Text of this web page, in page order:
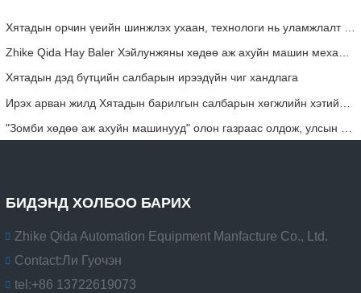
Хятадын дэд бүтцийн салбарын ирээдүйн чиг хандлага
БИДЭНД ХОЛБОО БАРИХ
Zhike Qida Automation Equipment Manfacture Co., Ltd.
Contact:Ли Гуочэн
tel:+86 13722619073